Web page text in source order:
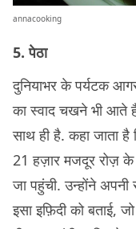
annacooking
5. पेठा
दुनियाभर के पर्यटक
का स्वाद चखने भी आते
साथ ही है. कहा जाता है
21 हज़ार मजदूर रोज़
जा पहुंची. उन्होंने
इसा इफ़िदी को बताई,